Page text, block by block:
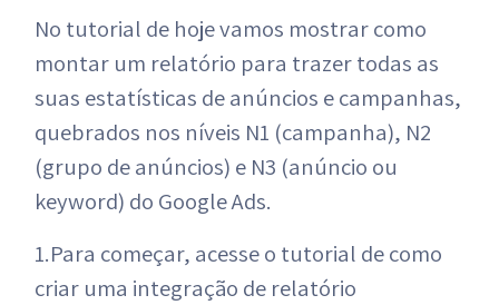
No tutorial de hoje vamos mostrar como
montar um relatório para trazer todas as
suas estatísticas de anúncios e campanhas,
quebrados nos níveis N1 (campanha), N2
(grupo de anúncios) e N3 (anúncio ou
keyword) do Google Ads.
1.Para começar, acesse o tutorial de como
criar uma integração de relatório